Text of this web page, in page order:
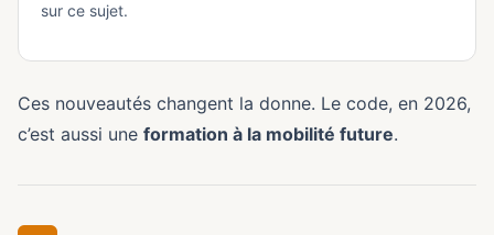
sur ce sujet.
Ces nouveautés changent la donne. Le code, en 2026,
c’est aussi une formation à la mobilité future.